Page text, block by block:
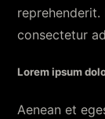
consectetur
Lorem ipsum
Aenean et